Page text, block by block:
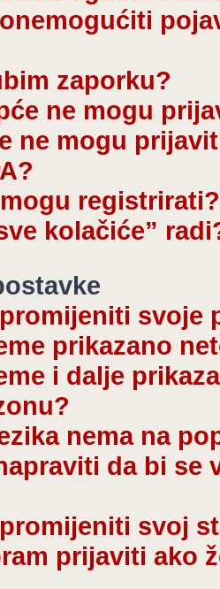
zaporku?
ne mogu
ne mogu
registrirati?
kolačiće”
svoje
prikazano
i dalje
nema na
da bi
svoj
prijaviti ako